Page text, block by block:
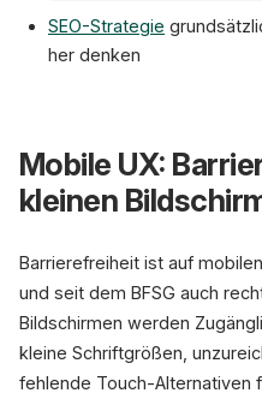
SEO-Strategie
her denken
Mobile UX:
kleinen
Barrierefreiheit ist auf
und seit dem BFSG auch
Bildschirmen werden
kleine Schriftgrößen,
fehlende Touch-Alternativen